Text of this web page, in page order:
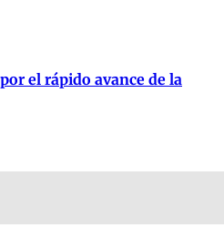
el rápido avance de la